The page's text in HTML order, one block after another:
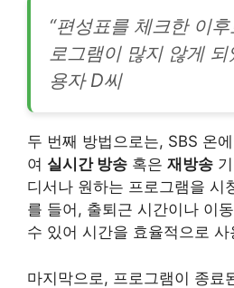
“편성표를 체크한 이
로그램이 많지 않게 되
용자 D씨
두 번째 방법으로는, SBS 온
여 실시간 방송 혹은 재방송
디서나 원하는 프로그램을 시
를 들어, 출퇴근 시간이나 이
수 있어 시간을 효율적으로
마지막으로, 프로그램이 종료